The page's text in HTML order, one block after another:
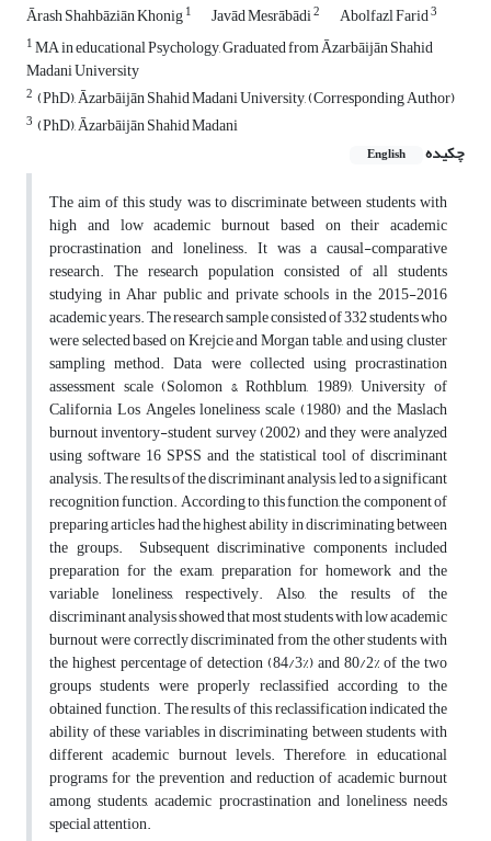
Ārash Shahbāziān Khonig1 Javād Mesrābādi2 Abolfazl Farid3
1MA in educational Psychology, Graduated from Āzarbāijān Shahid
Madani University
2 ‌‌ (PhD), Āzarbāijān Shahid Madani University, (Corresponding Author)
3 ‌‌‌ (PhD), Āzarbāijān Shahid Madani
چکیده
English
The aim of this study was to discriminate between students with
high and low academic burnout based on their academic
procrastination and loneliness. It was a causal-comparative
research. The research population consisted of all students
studying in Ahar public and private schools in the 2015-2016
academic years. The research sample consisted of 332 students who
were selected based on Krejcie and Morgan table, and using cluster
sampling method. Data were collected using procrastination
assessment scale (Solomon & Rothblum, 1989), University of
California Los Angeles loneliness scale (1980) and the Maslach
burnout inventory-student survey (2002) and they were analyzed
using software 16 SPSS and the statistical tool of discriminant
analysis. The results of the discriminant analysis, led to a significant
recognition function. According to this function, the component of
preparing articles had the highest ability in discriminating between
the groups. Subsequent discriminative components included
preparation for the exam, preparation for homework and the
variable loneliness, respectively. Also, the results of the
discriminant analysis showed that most students with low academic
burnout were correctly discriminated from the other students with
the highest percentage of detection (84/3%) and 80/2% of the two
groups students were properly reclassified according to the
obtained function. The results of this reclassification indicated the
ability of these variables in discriminating between students with
different academic burnout levels. Therefore, in educational
programs for the prevention and reduction of academic burnout
among students, academic procrastination and loneliness needs
special attention.